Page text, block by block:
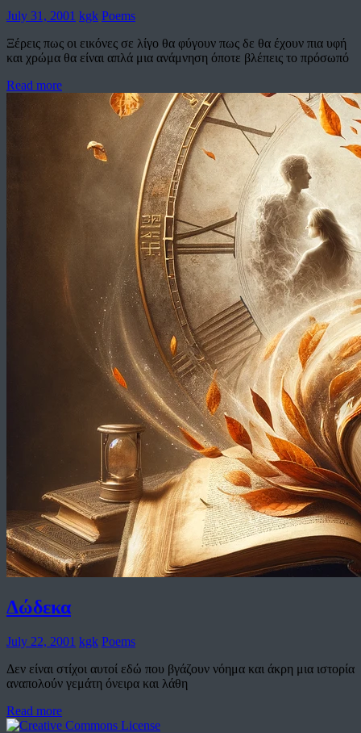
July 31, 2001 kgk Poems
Ξέρεις πως οι εικόνες σε λίγο θα φύγουν πως δε θα έχουν πια υφή
και χρώμα θα είναι απλά μια ανάμνηση όποτε βλέπεις το πρόσωπό
Read more
Δώδεκα
July 22, 2001 kgk Poems
Δεν είναι στίχοι αυτοί εδώ που βγάζουν νόημα και άκρη μια ιστορία
αναπολούν γεμάτη όνειρα και λάθη
Read more